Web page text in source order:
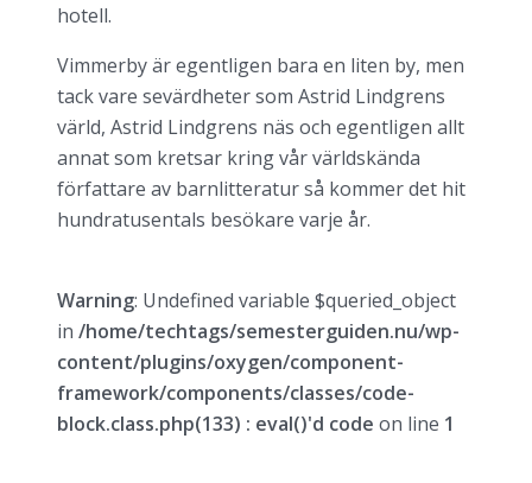
hotell.
Vimmerby är egentligen bara en liten by, men
tack vare sevärdheter som Astrid Lindgrens
värld, Astrid Lindgrens näs och egentligen allt
annat som kretsar kring vår världskända
författare av barnlitteratur så kommer det hit
hundratusentals besökare varje år.
Warning: Undefined variable $queried_object
in /home/techtags/semesterguiden.nu/wp-
content/plugins/oxygen/component-
framework/components/classes/code-
block.class.php(133) : eval()'d code on line 1